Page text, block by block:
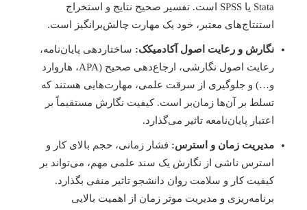
Stata یا SPSS است. تفسیر صحیح نتایج و استخراج
استنتاج‌های معتبر، خود یک مهارت چالش‌برانگیز است.
نگارش و رعایت اصول آکادمیکک:ساختاردهی پایان‌نامه،
رعایت اصول نگارشی، ارجاع‌دهی صحیح (APA، هاروارد
و…) و جلوگیری از سرقت علمی، مهارت‌هایی هستند که
تسلط بر آن‌ها زمان‌بر است. کیفیت نگارش مستقیماً بر
اعتبار پایان‌نامعه تاثیر می‌گذارد.
مدیریت زمان و استرس:فشار زمانی، حجم بالای کار و
استرس ناشی از نگارش یک سند علمی مهم، می‌تواند بر
کیفیت کار و سلامت روان دانشجو تاثیر منفی بگذارد.
برنامه‌ریزی و مدیریت موثر زمان از اهمیت بالایی